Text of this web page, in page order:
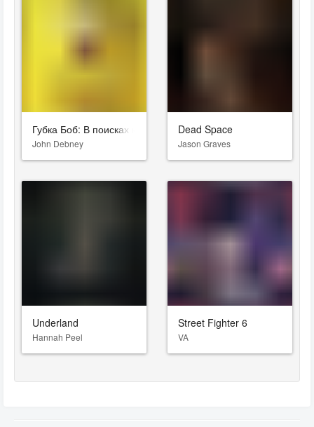
Губка Боб: В поисках квадратных штанов
John Debney
Dead Space
Jason Graves
Underland
Hannah Peel
Street Fighter 6
VA